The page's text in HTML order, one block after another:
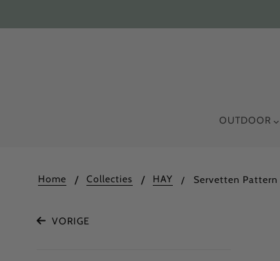
OUTDOOR
Home Collecties HAY Servetten
VORIGE